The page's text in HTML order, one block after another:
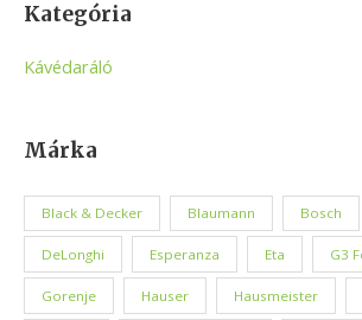
Kategória
Kávédaráló
Márka
Black & Decker Blaumann Bosch
DeLonghi Esperanza Eta G3
Gorenje Hauser Hausmeister